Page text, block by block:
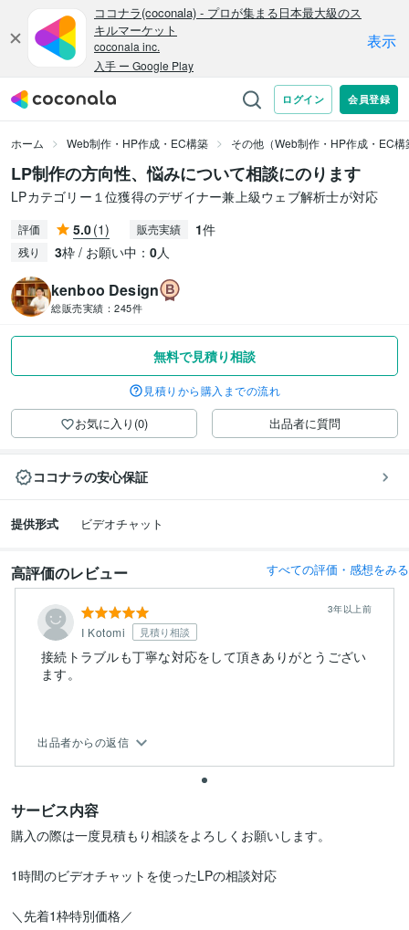
ホーム Web制作・HP作成・EC構築 その他（Web制作・HP作成・EC構
LP制作の方向性、悩みについて相談にのります
LPカテゴリー１位獲得のデザイナー兼上級ウェブ解析士が対応
評価 5.0(1) 販売実績 1件
残り 3枠 / お願い中： 0人
kenboo Design
総販売実績： 245件
無料で見積り相談
見積りから購入までの流れ
お気に入り(0) 出品者に質問
ココナラの安心保証
提供形式 ビデオチャット
高評価のレビュー すべての評価・感想をみる
I Kotomi 見積り相談
3年以上前
接続トラブルも丁寧な対応をして頂きありがとうござい
ます。
出品者からの返信
サービス内容
購入の際は一度見積もり相談をよろしくお願いします。
1時間のビデオチャットを使ったLPの相談対応
＼先着1枠特別価格／